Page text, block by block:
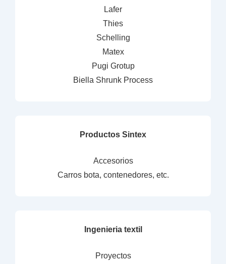
Lafer
Thies
Schelling
Matex
Pugi Grotup
Biella Shrunk Process
Productos Sintex
Accesorios
Carros bota, contenedores, etc.
Ingenieria textil
Proyectos